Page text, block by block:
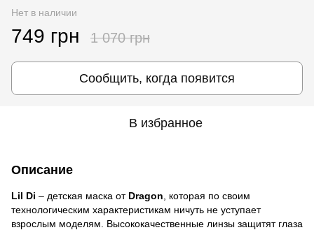
Нет в наличии
749 грн 1 070 грн
Сообщить, когда появится
В избранное
Описание
Lil Di – детская маска от Dragon , которая по своим
технологическим характеристикам ничуть не уступает
взрослым моделям. Высококачественные линзы защитят глаза